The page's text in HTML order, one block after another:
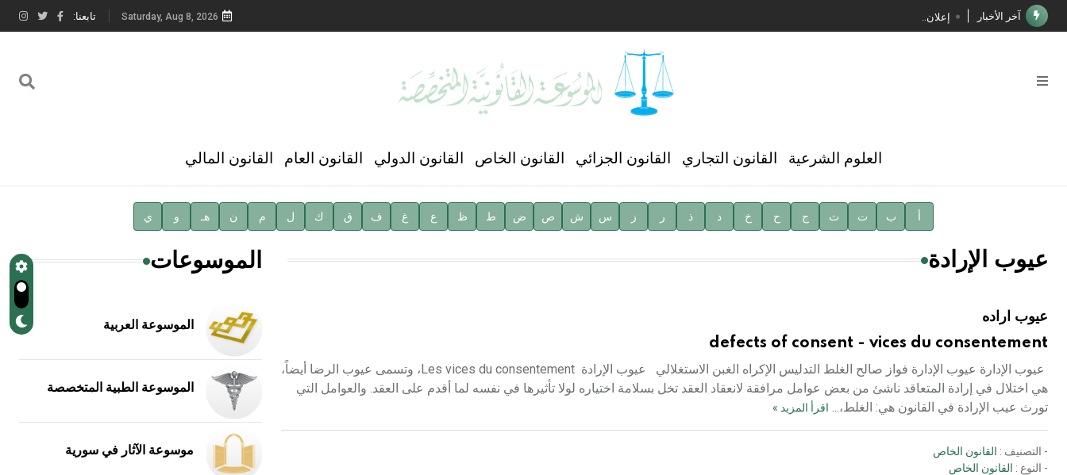
آخر الأخبار إعلان..
فوز الأستاذ الدكتور محمود السيد بجائزة مجمع الملك سليمان العالمي للغة العربية
الأستاذ إياد خالد الطباع مدير عام لهيئة الموسوعة العربية
Saturday, Aug 8, 2026 تابعنا:
العلوم الشرعية القانون التجاري القانون الجزائي القانون الخاص القانون الدولي القانون العام القانون المالي
أ ب ت ث ج ح خ د ذ ر ز س ش ص ض ط ظ ع غ ف ق ك ل م ن هـ و ي
عيوب الإرادة
عيوب اراده
defects of consent - vices du consentement
عيوب الإدارة عيوب الإدارة فواز صالح الغلط التدليس الإكراه الغبن الاستغلالي عيوب الإرادة Les vices du consentement، وتسمى عيوب الرضا أيضاً،
هي اختلال في إرادة المتعاقد ناشئ من بعض عوامل مرافقة لانعقاد العقد تخل بسلامة اختياره لولا تأثيرها في نفسه لما أقدم على العقد. والعوامل التي
تورث عيب الإرادة في القانون هي: الغلط،... اقرأ المزيد »
- التصنيف : القانون الخاص
- النوع : القانون الخاص
الموسوعات
الموسوعة العربية
الموسوعة الطبية المتخصصة
موسوعة الآثار في سورية